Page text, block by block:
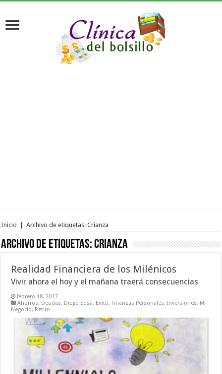
Inicio | Archivo de etiquetas: Crianza
Archivo de etiquetas:Crianza
Realidad Financiera de los Milénicos
Vivir ahora el hoy y el mañana traerá consecuencias
febrero 18, 2017
Ahorros, Deudas, Diego Sosa, Éxito, Finanzas Personales,Inversiones, Mi
Negocio, Retiro